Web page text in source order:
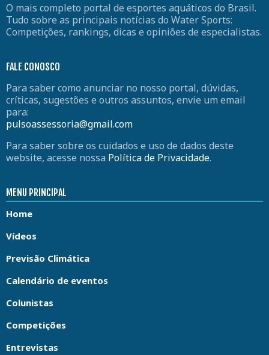
O mais completo portal de esportes aquáticos do Brasil.
Tudo sobre as principais notícias do Water Sports:
Competições, rankings, dicas e opiniões de especialistas.
FALE CONOSCO
Para saber como anunciar no nosso portal, dúvidas,
críticas, sugestões e outros assuntos, envie um email
para:
pulsoassessoria@gmail.com
Para saber sobre os cuidados e uso de dados deste
website, acesse nossa Política de Privacidade.
MENU PRINCIPAL
Home
Vídeos
Previsão Climática
Calendário de eventos
Colunistas
Competições
Entrevistas